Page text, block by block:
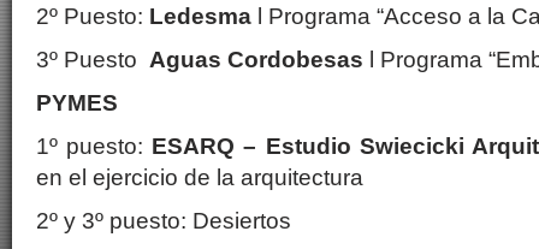
2º Puesto: Ledesma l Programa “Acceso a la
3º Puesto Aguas Cordobesas l Programa
PYMES
1º puesto: ESARQ – Estudio Swiecicki
en el ejercicio de la arquitectura
2º y 3º puesto: Desiertos